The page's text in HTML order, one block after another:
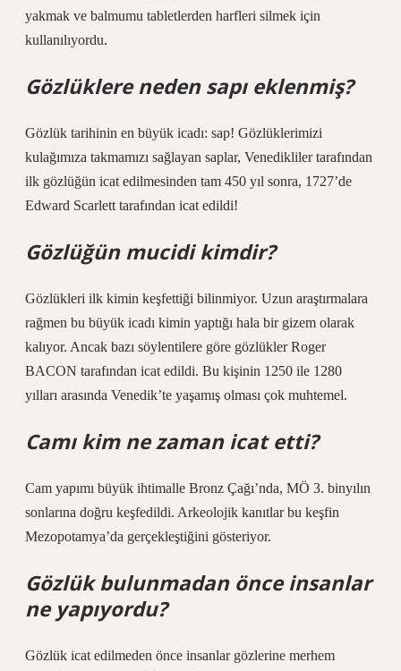
yakmak ve balmumu tabletlerden harfleri silmek için
kullanılıyordu.
Gözlüklere neden sapı eklenmiş?
Gözlük tarihinin en büyük icadı: sap! Gözlüklerimizi
kulağımıza takmamızı sağlayan saplar, Venedikliler tarafından
ilk gözlüğün icat edilmesinden tam 450 yıl sonra, 1727’de
Edward Scarlett tarafından icat edildi!
Gözlüğün mucidi kimdir?
Gözlükleri ilk kimin keşfettiği bilinmiyor. Uzun araştırmalara
rağmen bu büyük icadı kimin yaptığı hala bir gizem olarak
kalıyor. Ancak bazı söylentilere göre gözlükler Roger
BACON tarafından icat edildi. Bu kişinin 1250 ile 1280
yılları arasında Venedik’te yaşamış olması çok muhtemel.
Camı kim ne zaman icat etti?
Cam yapımı büyük ihtimalle Bronz Çağı’nda, MÖ 3. binyılın
sonlarına doğru keşfedildi. Arkeolojik kanıtlar bu keşfin
Mezopotamya’da gerçekleştiğini gösteriyor.
Gözlük bulunmadan önce insanlar
ne yapıyordu?
Gözlük icat edilmeden önce insanlar gözlerine merhem